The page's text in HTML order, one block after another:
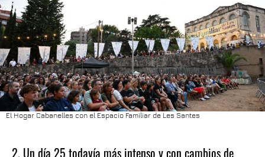
El Hogar Cabanelles con el Espacio Familiar de Les Santes
2. Un día 25 todavía más intenso y con cambios de